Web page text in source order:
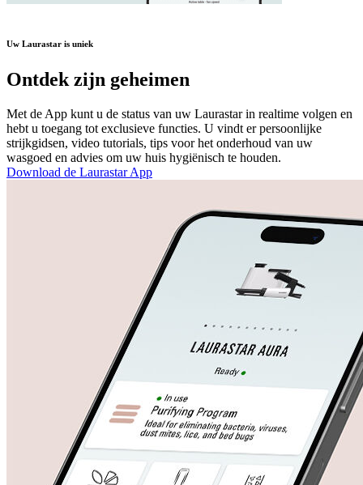
Uw Laurastar is uniek
Ontdek zijn geheimen
Met de App kunt u de status van uw Laurastar in realtime volgen en
hebt u toegang tot exclusieve functies. U vindt er persoonlijke
strijkgidsen, video tutorials, tips voor het onderhoud van uw
wasgoed en advies om uw huis hygiënisch te houden.
Download de Laurastar App